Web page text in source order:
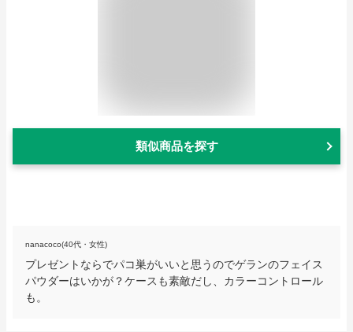
類似商品を探す
nanacoco(40代・女性)
プレゼントならでパコ巣がいいと思うのでゲランのフェイス
パウダーはいかが？ケースも素敵だし、カラーコントロール
も。